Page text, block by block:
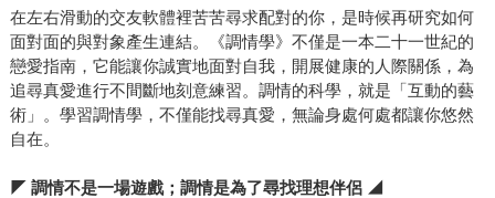
在左右滑動的交友軟體裡苦苦尋求配對的你，是時候再研究如何
面對面的與對象產生連結。《調情學》不僅是一本二十一世紀的
戀愛指南，它能讓你誠實地面對自我，開展健康的人際關係，為
追尋真愛進行不間斷地刻意練習。調情的科學，就是「互動的藝
術」。學習調情學，不僅能找尋真愛，無論身處何處都讓你悠然
自在。
◤ 調情不是一場遊戲；調情是為了尋找理想伴侶 ◢